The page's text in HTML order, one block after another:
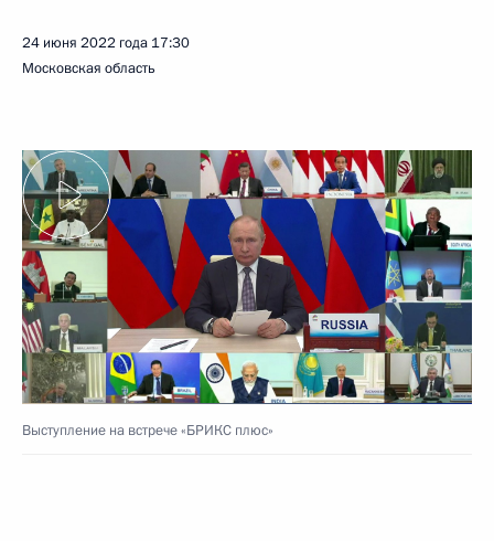
24 июня 2022 года 17:30
Московская область
Выступление на встрече «БРИКС плюс»